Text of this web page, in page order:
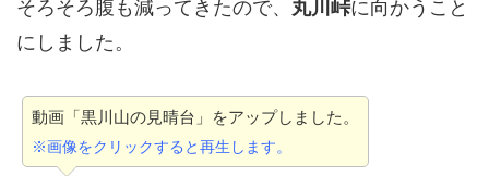
そろそろ腹も減ってきたので、 丸川峠に向かうこと
にしました。
動画「黒川山の見晴台」をアップしました。
※画像をクリックすると再生します。